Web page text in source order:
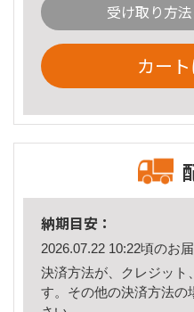
受け取り方
カー
納期目安：
2026.07.22 10:22頃のお
決済方法が、クレジット
す。その他の決済方法の